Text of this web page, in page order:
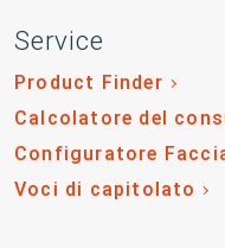
Service
Product Finder
Calcolatore del
Configuratore
Voci di capitolato